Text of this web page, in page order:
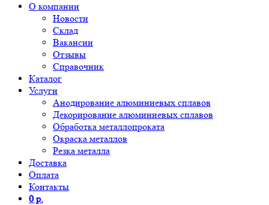
О компании
Новости
Склад
Вакансии
Отзывы
Справочник
Каталог
Услуги
Анодирование алюминиевых сплавов
Декорирование алюминиевых сплавов
Обработка металлопроката
Окраска металлов
Резка металла
Доставка
Оплата
Контакты
0 р.